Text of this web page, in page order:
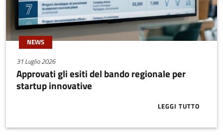
NEWS
31 Luglio 2026
Approvati gli esiti del bando regionale per
startup innovative
LEGGI TUTTO
ABOUT